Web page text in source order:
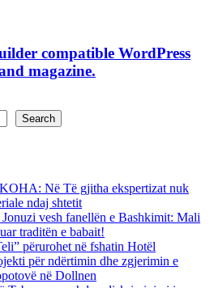
compatible WordPress
magazine.
Search
Në Të gjitha ekspertizat nuk
ndaj shtetit
vesh fanellën e Bashkimit: Mali
traditën e babait!
përurohet në fshatin Hotël
për ndërtimin dhe zgjerimin e
në Dollnen